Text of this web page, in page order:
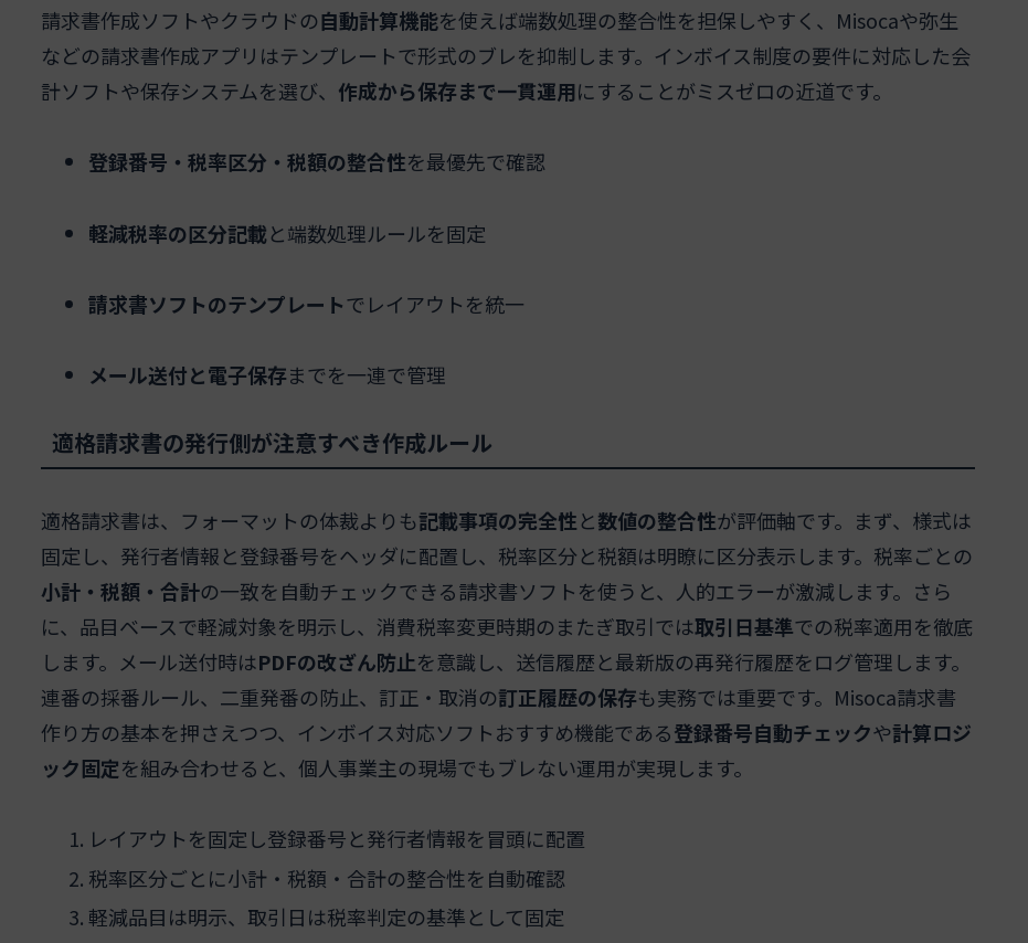
請求書作成ソフトやクラウドの自動計算機能を使えば端数処理の整合性を担保しやすく、Misocaや弥生
などの請求書作成アプリはテンプレートで形式のブレを抑制します。インボイス制度の要件に対応した会
計ソフトや保存システムを選び、 作成から保存まで一貫運用にすることがミスゼロの近道です。
登録番号・税率区分・税額の整合性を最優先で確認
軽減税率の区分記載と端数処理ルールを固定
請求書ソフトのテンプレートでレイアウトを統一
メール送付と電子保存までを一連で管理
適格請求書の発行側が注意すべき作成ルール
適格請求書は、フォーマットの体裁よりも記載事項の完全性と数値の整合性が評価軸です。まず、様式は
固定し、発行者情報と登録番号をヘッダに配置し、税率区分と税額は明瞭に区分表示します。税率ごとの
小計・税額・合計の一致を自動チェックできる請求書ソフトを使うと、人的エラーが激減します。さら
に、品目ベースで軽減対象を明示し、消費税率変更時期のまたぎ取引では取引日基準での税率適用を徹底
します。メール送付時はPDFの改ざん防止を意識し、送信履歴と最新版の再発行履歴をログ管理します。
連番の採番ルール、二重発番の防止、訂正・取消の訂正履歴の保存も実務では重要です。Misoca請求書
作り方の基本を押さえつつ、インボイス対応ソフトおすすめ機能である登録番号自動チェックや計算ロジ
ック固定を組み合わせると、個人事業主の現場でもブレない運用が実現します。
レイアウトを固定し登録番号と発行者情報を冒頭に配置
税率区分ごとに小計・税額・合計の整合性を自動確認
軽減品目は明示、取引日は税率判定の基準として固定